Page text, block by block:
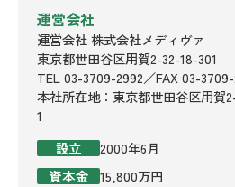
運営会社
運営会社 株式会社メディヴァ
東京都世田谷区用賀2-32-18-301
TEL 03-3709-2992／FAX 03-
本社所在地：東京都世田谷区用賀
1
設立
2000年6月
資本金
15,800万円